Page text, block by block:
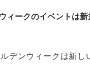
ィークのイベントは
デンウィークは新し